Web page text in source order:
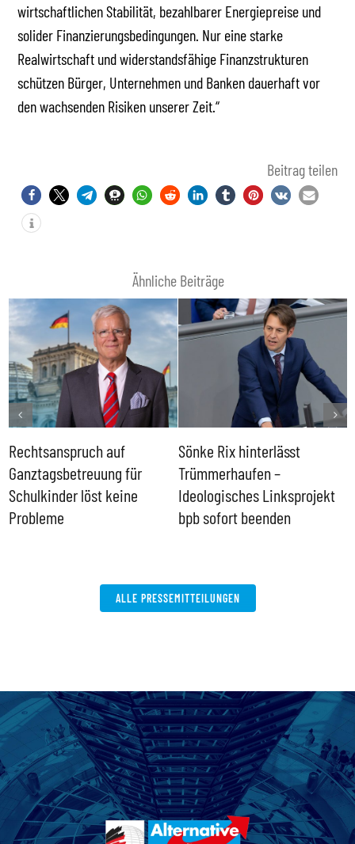
wirtschaftlichen Stabilität, bezahlbarer Energiepreise und
solider Finanzierungsbedingungen. Nur eine starke
Realwirtschaft und widerstandsfähige Finanzstrukturen
schützen Bürger, Unternehmen und Banken dauerhaft vor
den wachsenden Risiken unserer Zeit.“
Beitrag teilen
Ähnliche Beiträge
Rechtsanspruch auf
Ganztagsbetreuung für
Schulkinder löst keine
Probleme
Sönke Rix hinterlässt
Trümmerhaufen –
Ideologisches Linksprojekt
bpb sofort beenden
ALLE PRESSEMITTEILUNGEN